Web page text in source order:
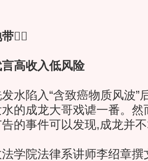

高收入低风险
陷入“含致癌物质风波”
的成龙大哥戏谑一番。然
的事件可以发现,成龙并
院法律系讲师李绍章撰